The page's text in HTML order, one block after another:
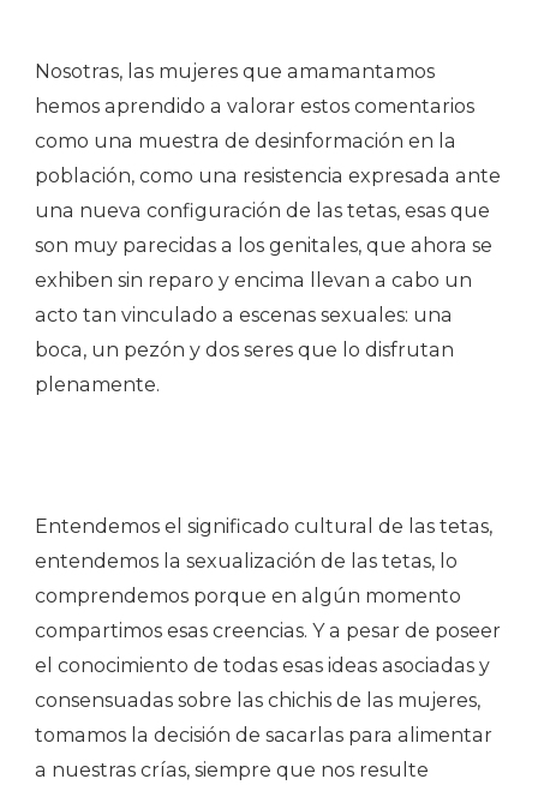
Nosotras, las mujeres que amamantamos
hemos aprendido a valorar estos comentarios
como una muestra de desinformación en la
población, como una resistencia expresada ante
una nueva configuración de las tetas, esas que
son muy parecidas a los genitales, que ahora se
exhiben sin reparo y encima llevan a cabo un
acto tan vinculado a escenas sexuales: una
boca, un pezón y dos seres que lo disfrutan
plenamente.
Entendemos el significado cultural de las tetas,
entendemos la sexualización de las tetas, lo
comprendemos porque en algún momento
compartimos esas creencias. Y a pesar de poseer
el conocimiento de todas esas ideas asociadas y
consensuadas sobre las chichis de las mujeres,
tomamos la decisión de sacarlas para alimentar
a nuestras crías, siempre que nos resulte